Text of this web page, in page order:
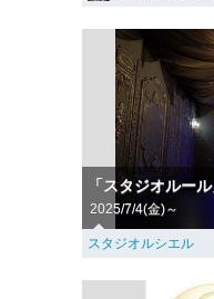
「スタジオルー
2025/7/4(金)～
スタジオルシエル